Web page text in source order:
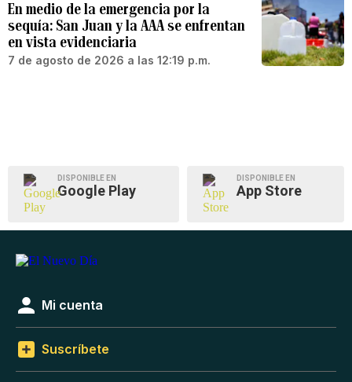
En medio de la emergencia por la
sequía: San Juan y la AAA se enfrentan
en vista evidenciaria
7 de agosto de 2026 a las 12:19 p.m.
DISPONIBLE EN
Google Play
DISPONIBLE EN
App Store
Mi cuenta
Suscríbete